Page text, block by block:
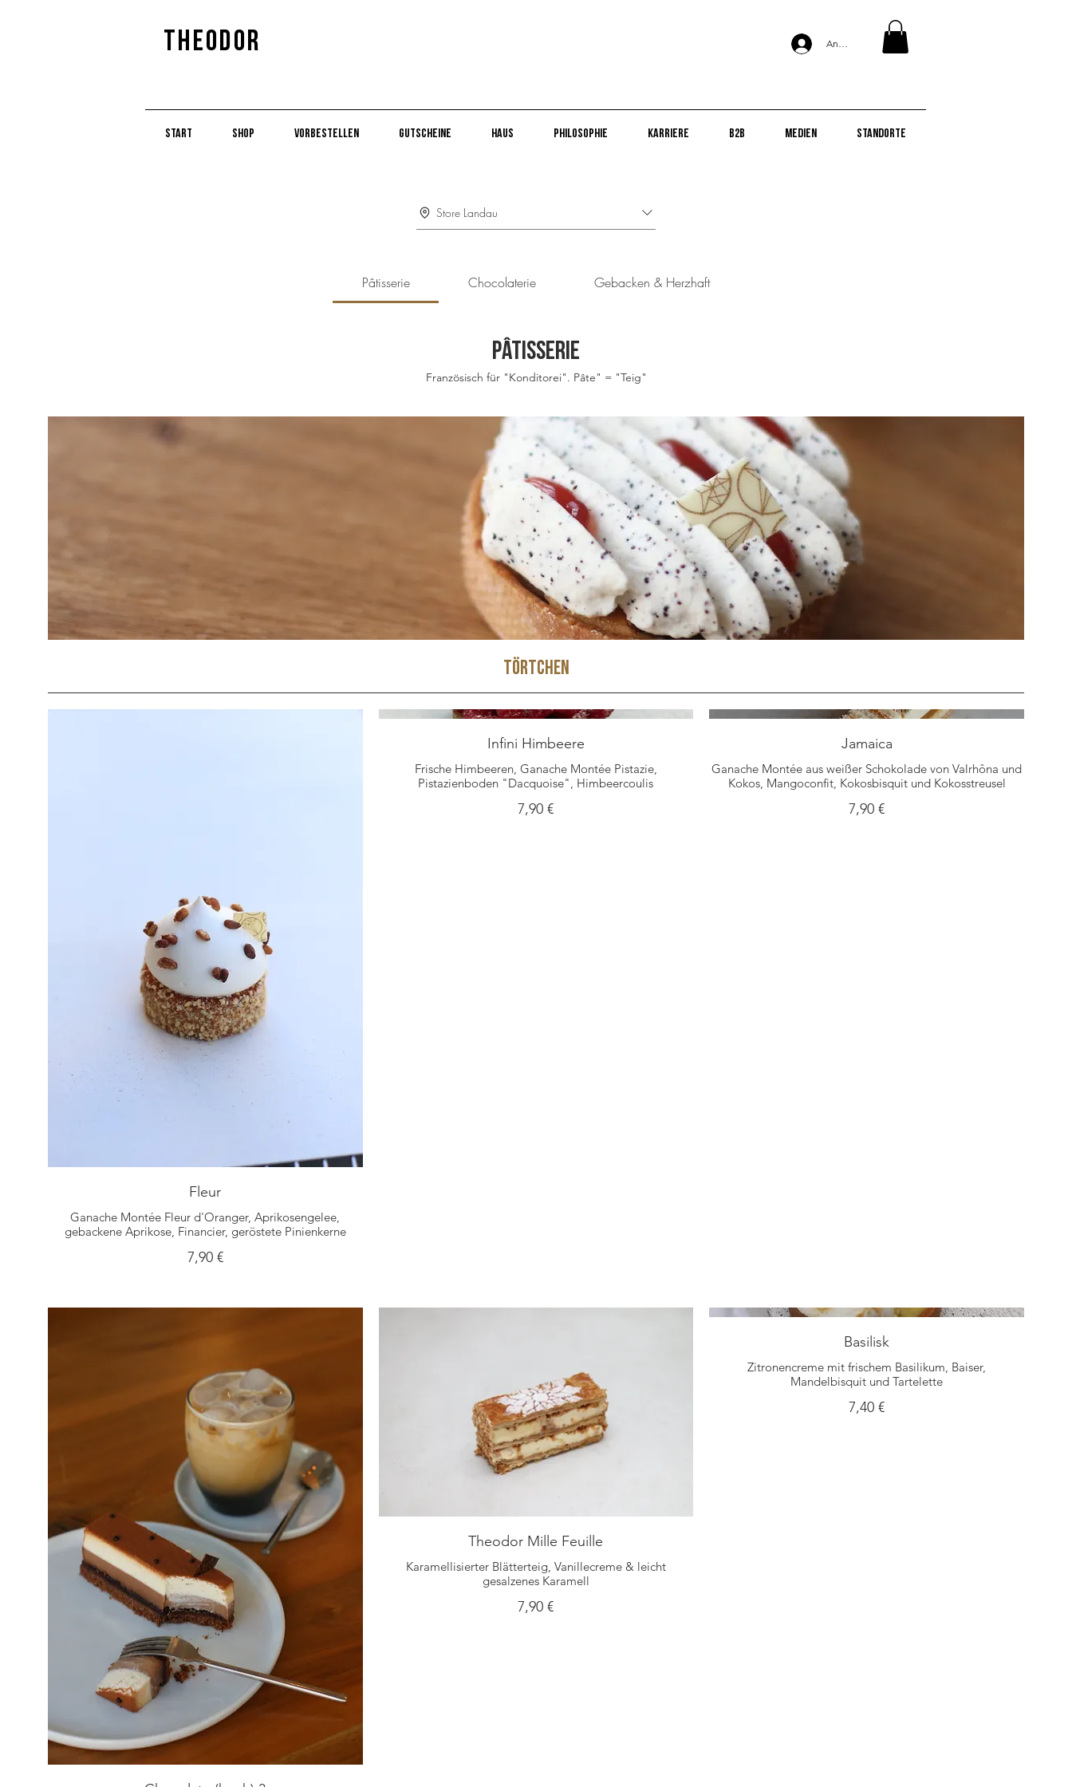
Theodor Anmelden
Start Shop Vorbestellen Gutscheine Haus Philosophie Karriere B2B Medien Standorte
Store Landau
Pâtisserie Chocolaterie Gebacken & Herzhaft
Pâtisserie
Französisch für "Konditorei". Pâte" = "Teig"
Törtchen
Fleur
Ganache Montée Fleur d'Oranger, Aprikosengelee,
gebackene Aprikose, Financier, geröstete Pinienkerne
7,90 €
Infini Himbeere
Frische Himbeeren, Ganache Montée Pistazie,
Pistazienboden "Dacquoise", Himbeercoulis
7,90 €
Jamaica
Ganache Montée aus weißer Schokolade von Valrhôna und
Kokos, Mangoconfit, Kokosbisquit und Kokosstreusel
7,90 €
Theodor Mille Feuille
Karamellisierter Blätterteig, Vanillecreme & leicht
gesalzenes Karamell
7,90 €
Basilisk
Zitronencreme mit frischem Basilikum, Baiser,
Mandelbisquit und Tartelette
7,40 €